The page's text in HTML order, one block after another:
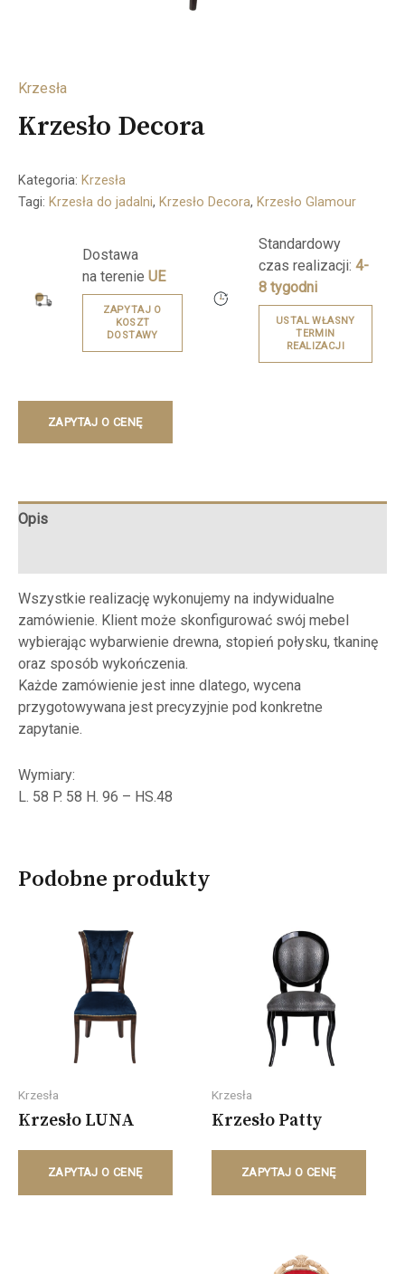
Krzesła
Krzesło Decora
Kategoria: Krzesła
Tagi: Krzesła do jadalni, Krzesło Decora, Krzesło Glamour
Dostawa
na terenie UE
ZAPYTAJ O
KOSZT
DOSTAWY
Standardowy
czas realizacji: 4-
8 tygodni
USTAL WŁASNY
TERMIN
REALIZACJI
ZAPYTAJ O CENĘ
Opis
Wszystkie realizację wykonujemy na indywidualne
zamówienie. Klient może skonfigurować swój mebel
wybierając wybarwienie drewna, stopień połysku, tkaninę
oraz sposób wykończenia.
Każde zamówienie jest inne dlatego, wycena
przygotowywana jest precyzyjnie pod konkretne
zapytanie.
Wymiary:
L. 58 P. 58 H. 96 – HS.48
Podobne produkty
Krzesła
Krzesło LUNA
ZAPYTAJ O CENĘ
Krzesła
Krzesło Patty
ZAPYTAJ O CENĘ